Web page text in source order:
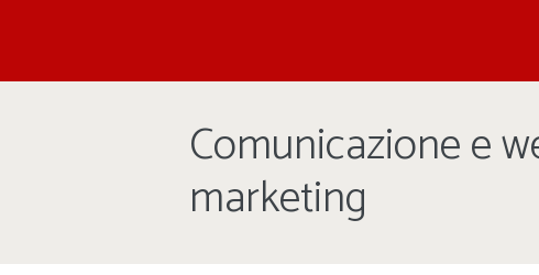
Comunicazione e
marketing